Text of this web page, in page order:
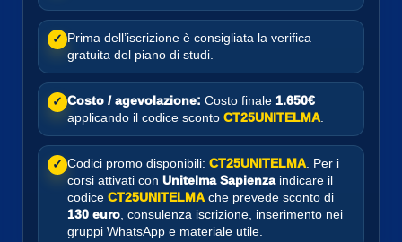
✓ Prima dell’iscrizione è consigliata la verifica
gratuita del piano di studi.
✓ Costo / agevolazione: Costo finale 1.650€
applicando il codice sconto CT25UNITELMA
✓ Codici promo disponibili: CT25UNITELMA . Per i
corsi attivati con Unitelma Sapienzaindicare il
codice CT25UNITELMA che prevede sconto di
130 euro , consulenza iscrizione, inserimento nei
gruppi WhatsApp e materiale utile.